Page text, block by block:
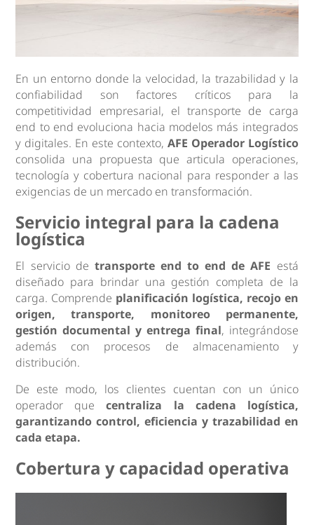
En un entorno donde la velocidad, la trazabilidad y la
confiabilidad son factores críticos para la
competitividad empresarial, el transporte de carga
end to end evoluciona hacia modelos más integrados
y digitales. En este contexto, AFE Operador Logístico
consolida una propuesta que articula operaciones,
tecnología y cobertura nacional para responder a las
exigencias de un mercado en transformación.
Servicio integral para la cadena
logística
El servicio de transporte end to end de AFE está
diseñado para brindar una gestión completa de la
carga. Comprende planificación logística, recojo en
origen, transporte, monitoreo permanente,
gestión documental y entrega final, integrándose
además con procesos de almacenamiento y
distribución.
De este modo, los clientes cuentan con un único
operador que centraliza la cadena logística,
garantizando control, eficiencia y trazabilidad en
cada etapa.
Cobertura y capacidad operativa